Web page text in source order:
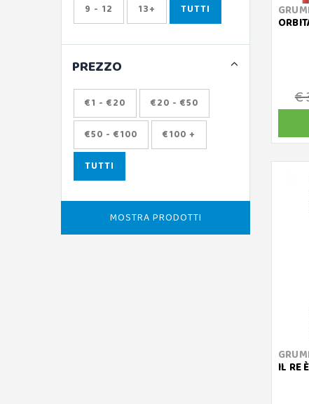
€
IL RE
9 - 12 13+ TUTTI
PREZZO
€1 - €20 €20 - €50
€50 - €100 €100 +
TUTTI
MOSTRA PRODOTTI